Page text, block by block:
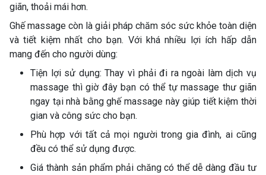
giãn, thoải mái hơn.
Ghế massage còn là giải pháp chăm sóc sức khỏe toàn diện
và tiết kiệm nhất cho bạn. Với khá nhiều lợi ích hấp dẫn
mang đến cho người dùng:
Tiện lợi sử dụng: Thay vì phải đi ra ngoài làm dịch vụ
massage thì giờ đây bạn có thể tự massage thư giãn
ngay tại nhà bằng ghế massage này giúp tiết kiệm thời
gian và công sức cho bạn.
Phù hợp với tất cả mọi người trong gia đình, ai cũng
đều có thể sử dụng được.
Giá thành sản phẩm phải chăng có thể dễ dàng đầu tư